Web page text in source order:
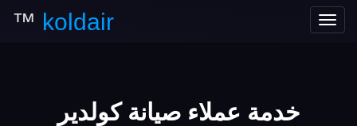
Toggle
koldair
™
خدمة عملاء صيانة كولدير